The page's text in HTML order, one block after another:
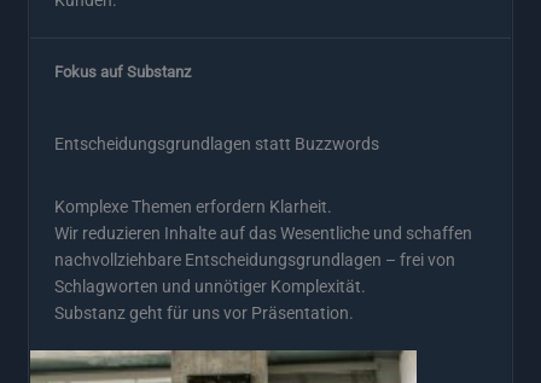
Fokus auf Substanz
Entscheidungsgrundlagen statt Buzzwords
Komplexe Themen erfordern Klarheit.
Wir reduzieren Inhalte auf das Wesentliche und schaffen
nachvollziehbare Entscheidungsgrundlagen – frei von
Schlagworten und unnötiger Komplexität.
Substanz geht für uns vor Präsentation.